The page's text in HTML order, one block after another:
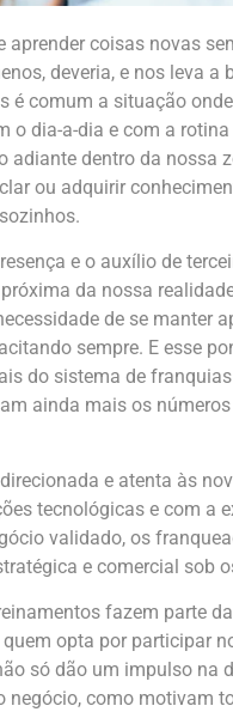
aprender coisas novas
deveria, e nos leva a
é comum a situação
o dia-a-dia e com a rotina
adiante dentro da nossa
ou adquirir
e o auxílio de
da nossa
de se manter
sempre. E esse
do sistema de
ainda mais os
e atenta às
tecnológicas e com a
validado, os
e comercial sob
fazem parte
opta por participar
só dão um impulso na
negócio, como motivam